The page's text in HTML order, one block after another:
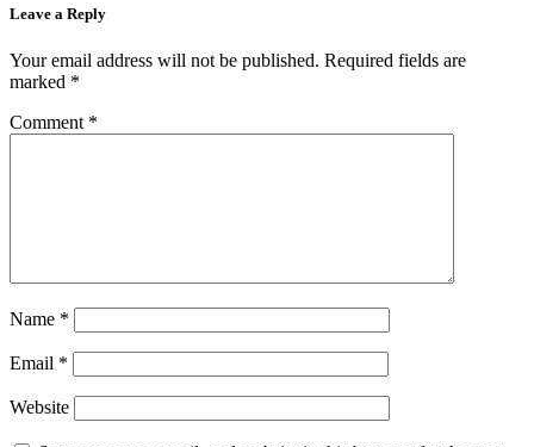
Leave a Reply
Your email address will not be published. Required fields are
marked *
Comment *
Name *
Email *
Website